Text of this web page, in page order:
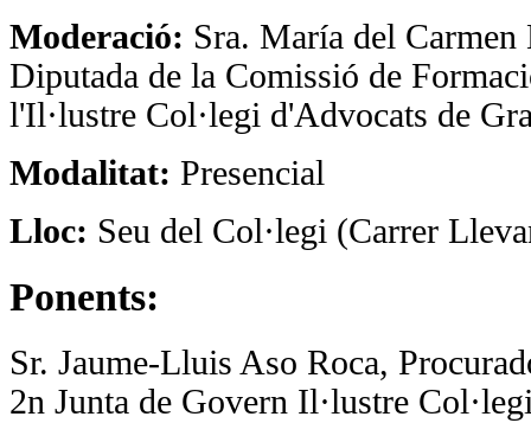
Moderació: Sra. María del
Diputada de la Comissió de
l'Il·lustre Col·legi d'Advocats de
Modalitat: Presencial
Lloc: Seu del Col·legi (Carrer
Ponents:
Sr. Jaume-Lluis Aso Roca,
2n Junta de Govern Il·lustre